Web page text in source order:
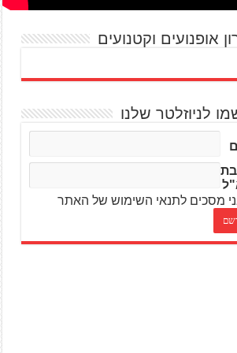
אופנועים וקטנועים
לניוזלטר שלנו
מסכים לתנאי השימוש של האתר